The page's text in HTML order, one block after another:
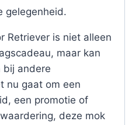
gelegenheid.
Retriever is niet alleen
maar kan
bij andere
nu gaat om een
een promotie of
deze mok